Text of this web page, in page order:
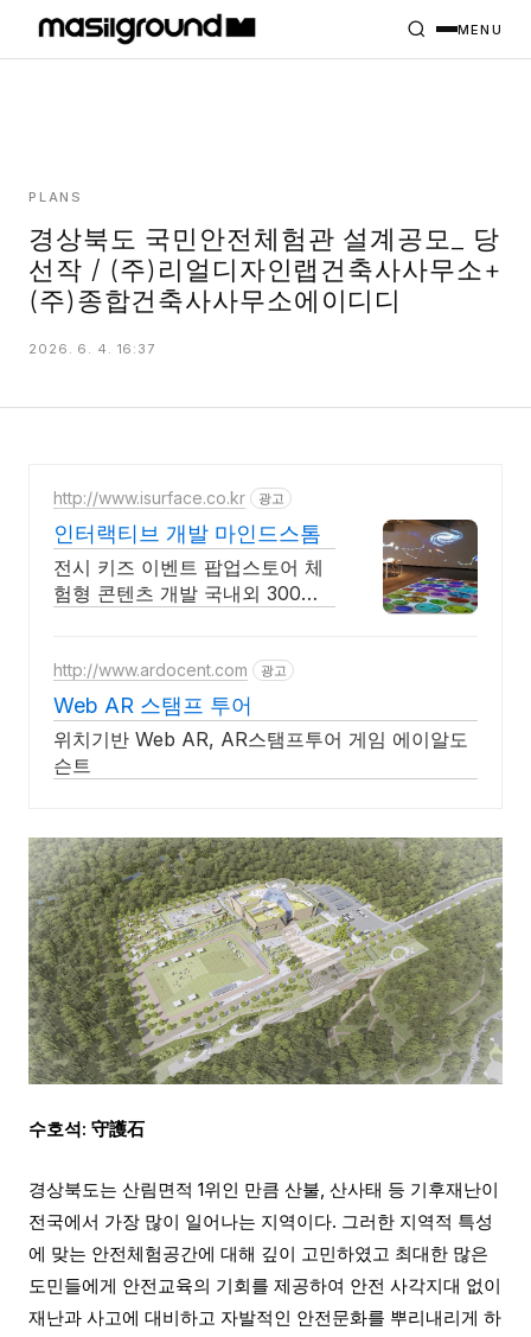
PROJECTS
MASILWIDE
MENU
PLANS
경상북도 국민안전체험관 설계공모_ 당
선작 / (주)리얼디자인랩건축사사무소+
(주)종합건축사사무소에이디디
2026. 6. 4. 16:37
http://www.isurface.co.kr 광고
인터랙티브 개발 마인드스톰
전시 키즈 이벤트 팝업스토어 체
험형 콘텐츠 개발 국내외 300건
http://www.ardocent.com 광고
Web AR 스탬프 투어
위치기반 Web AR, AR스탬프투어 게임 에이알도
슨트
수호석: 守護石
경상북도는 산림면적 1위인 만큼 산불, 산사태 등 기후재난이
전국에서 가장 많이 일어나는 지역이다. 그러한 지역적 특성
에 맞는 안전체험공간에 대해 깊이 고민하였고 최대한 많은
도민들에게 안전교육의 기회를 제공하여 안전 사각지대 없이
재난과 사고에 대비하고 자발적인 안전문화를 뿌리내리게 하